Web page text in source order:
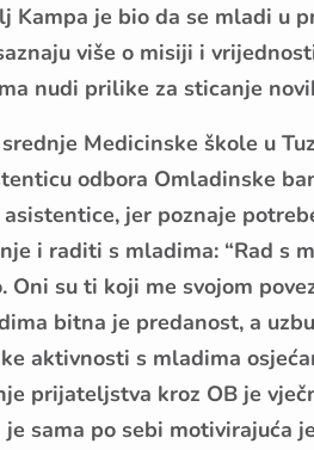
je bio da se mladi u
više o misiji i
nudi prilike za sticanje
Medicinske škole u
odbora Omladinske
jer poznaje
i raditi s mladima: “Rad s
su ti koji me svojom
bitna je predanost, a
aktivnosti s mladima
prijateljstva kroz OB je
sama po sebi motivirajuća